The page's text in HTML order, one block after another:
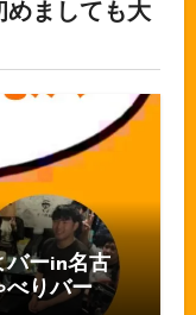
めましても大
バーin名古
べりバー